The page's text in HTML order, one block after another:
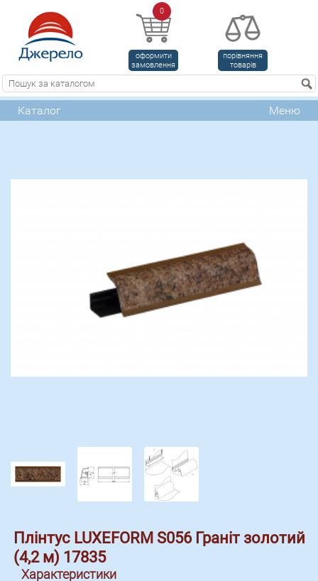
0
оформити
замовлення
порівняння
товарів
Каталог Меню
Плінтус LUXEFORM S056 Граніт золотий
(4,2 м) 17835
Характеристики